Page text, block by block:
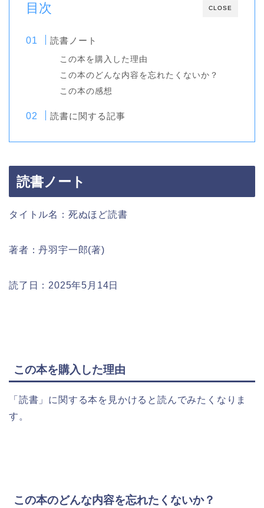
CLOSE
目次
読書ノート
この本を購入した理由
この本のどんな内容を忘れたくないか？
この本の感想
読書に関する記事
読書ノート
タイトル名：死ぬほど読書
著者：丹羽宇一郎(著)
読了日：2025年5月14日
この本を購入した理由
「読書」に関する本を見かけると読んでみたくなりま
す。
この本のどんな内容を忘れたくないか？